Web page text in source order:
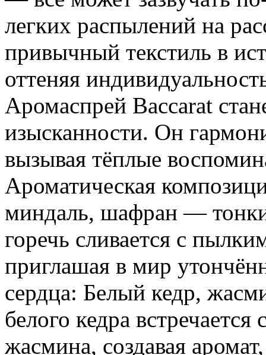
легких распылений на
привычный текстиль в
оттеняя
Аромаспрей Baccarat
изысканности. Он
вызывая тёплые
Ароматическая
миндаль, шафран —
горечь сливается с
приглашая в мир
сердца: Белый кедр,
белого кедра
жасмина, создавая